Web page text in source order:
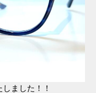
ました！！